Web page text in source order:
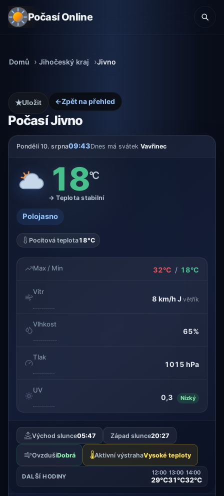
Počasí Online
Domů Jihočeský kraj Jivno
←Zpět na přehled
Počasí Jivno
★Uložit
Pondělí 10. srpna09:43Dnes má svátekVavřinec
18°C
→ Teplota stabilní
Polojasno
Pocitová teplota18°C
Max / Min 32°C / 18°C
Vítr
8 km/h J větřík
Vlhkost
65%
Tlak
1015 hPa
UV
0,3 Nízký
Východ slunce05:47 Západ slunce20:27
OvzdušíDobrá 🌡️Aktivní výstrahaVysoké teploty
DALŠÍ HODINY
12:00
29°C
13:00
31°C
14:00
32°C